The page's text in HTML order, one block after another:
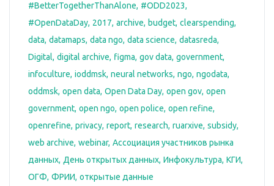
#BetterTogetherThanAlone #ODD2023
#OpenDataDay 2017 archive budget clearspending
data datamaps data ngo data science datasreda
Digital digital archive figma gov data government
infoculture ioddmsk neural networks ngo ngodata
oddmsk open data Open Data Day open gov open
government open ngo open police open refine
openrefine privacy report research ruarxive subsidy
web archive webinar Ассоциация участников рынка
данных День открытых данных Инфокультура КГИ
ОГФ ФРИИ открытые данные